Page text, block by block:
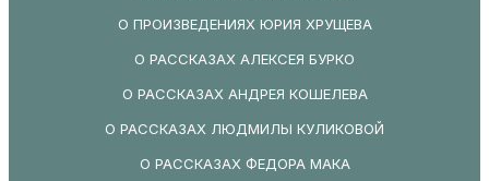
О ПРОИЗВЕДЕНИЯХ ЮРИЯ ХРУЩЕВА
О РАССКАЗАХ АЛЕКСЕЯ БУРКО
О РАССКАЗАХ АНДРЕЯ КОШЕЛЕВА
О РАССКАЗАХ ЛЮДМИЛЫ КУЛИКОВОЙ
О РАССКАЗАХ ФЕДОРА МАКА